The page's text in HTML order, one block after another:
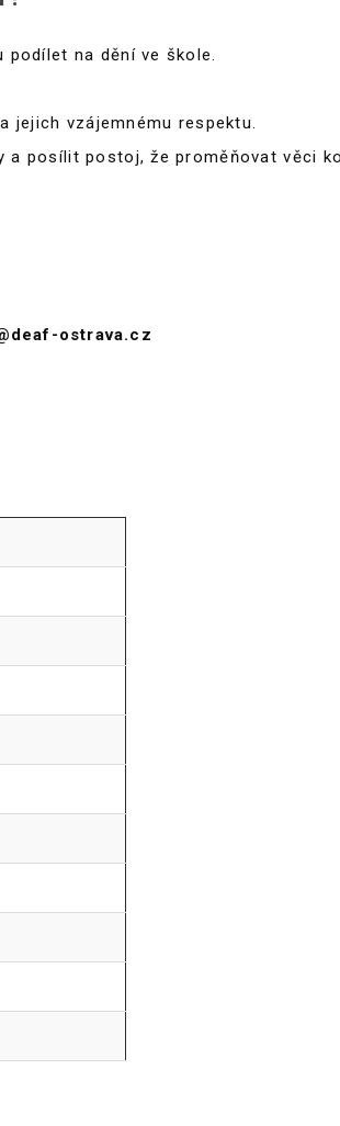
na dění ve škole.
jejich vzájemnému respektu.
a posílit postoj, že proměňovat věci
ostrava.cz